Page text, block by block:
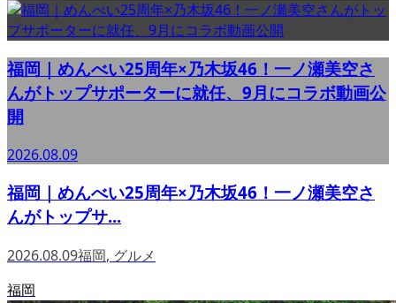
福岡｜めんべい25周年×乃木坂46！一ノ瀬美空さ
んがトップサポーターに就任、9月にコラボ動画公
開
2026.08.09
福岡｜めんべい25周年×乃木坂46！一ノ瀬美空さ
んがトップサ...
2026.08.09福岡, グルメ
福岡